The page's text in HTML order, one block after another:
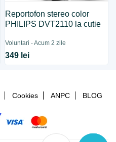
Reportofon stereo color
PHILIPS DVT2110 la cutie
Voluntari - Acum 2 zile
349 lei
Cookies ANPC BLOG